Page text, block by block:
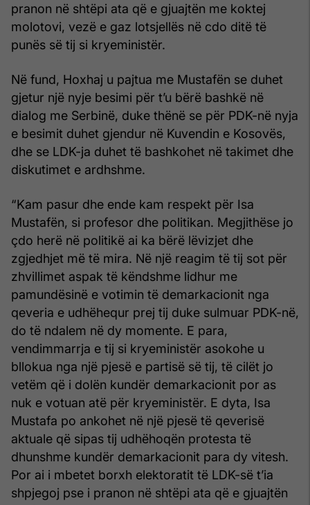
pranon në shtëpi ata që e gjuajtën me koktej
molotovi, vezë e gaz lotsjellës në cdo ditë të
punës së tij si kryeministër.
Në fund, Hoxhaj u pajtua me Mustafën se duhet
gjetur një nyje besimi për t’u bërë bashkë në
dialog me Serbinë, duke thënë se për PDK-në nyja
e besimit duhet gjendur në Kuvendin e Kosovës,
dhe se LDK-ja duhet të bashkohet në takimet dhe
diskutimet e ardhshme.
“Kam pasur dhe ende kam respekt për Isa
Mustafën, si profesor dhe politikan. Megjithëse jo
çdo herë në politikë ai ka bërë lëvizjet dhe
zgjedhjet më të mira. Në një reagim të tij sot për
zhvillimet aspak të këndshme lidhur me
pamundësinë e votimin të demarkacionit nga
qeveria e udhëhequr prej tij duke sulmuar PDK-në,
do të ndalem në dy momente. E para,
vendimmarrja e tij si kryeministër asokohe u
bllokua nga një pjesë e partisë së tij, të cilët jo
vetëm që i dolën kundër demarkacionit por as
nuk e votuan atë për kryeministër. E dyta, Isa
Mustafa po ankohet në një pjesë të qeverisë
aktuale që sipas tij udhëhoqën protesta të
dhunshme kundër demarkacionit para dy vitesh.
Por ai i mbetet borxh elektoratit të LDK-së t’ia
shpjegoj pse i pranon në shtëpi ata që e gjuajtën